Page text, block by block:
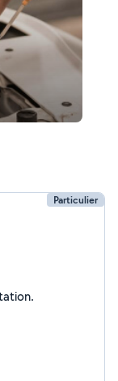
Particulier
ma présentation.